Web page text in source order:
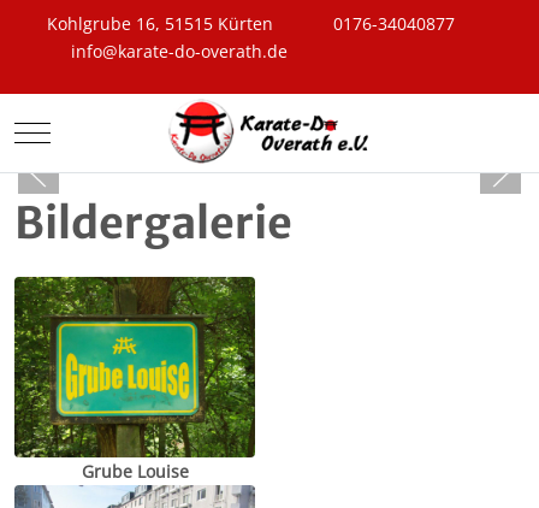
Kohlgrube 16, 51515 Kürten
0176-34040877
info@karate-do-overath.de
Mobile Menu Toggle
Bildergalerie
Grube Louise